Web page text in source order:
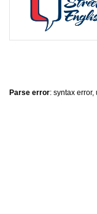
Parse error: syntax